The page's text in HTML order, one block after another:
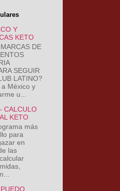
Y
KETO
DE
SEGUIR
LATINO?
México y
u...
CALCULO
KETO
más
para
en
las